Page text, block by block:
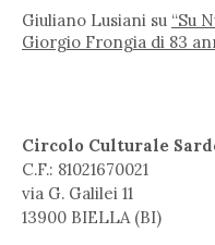
Giuliano Lusiani su “Su
Giorgio Frongia di 83
Circolo Culturale
C.F.: 81021670021
via G. Galilei 11
13900 BIELLA (BI)